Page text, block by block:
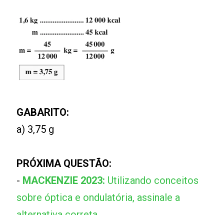
GABARITO:
a) 3,75 g
PRÓXIMA QUESTÃO:
- MACKENZIE 2023: Utilizando conceitos
sobre óptica e ondulatória, assinale a